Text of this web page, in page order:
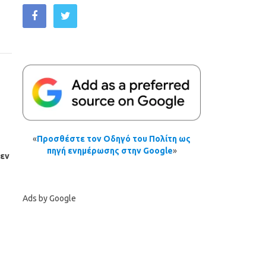
«Προσθέστε τον Οδηγό του Πολίτη ως
πηγή ενημέρωσης στην Google»
Ads by Google